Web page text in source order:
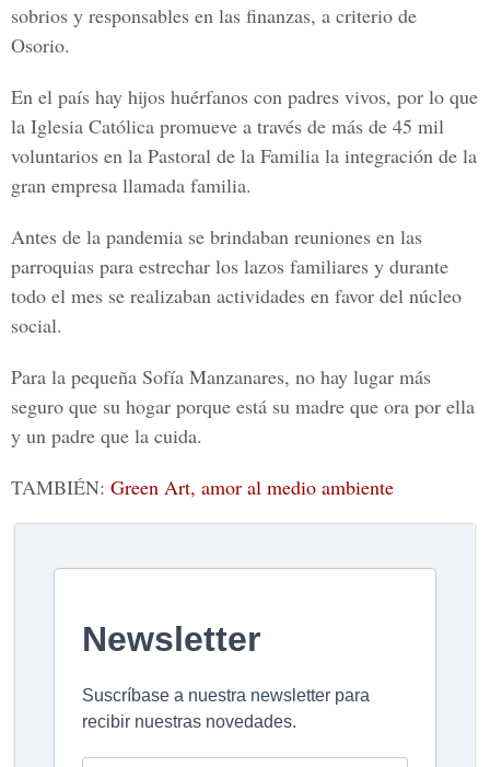
sobrios y responsables en las finanzas, a criterio de
Osorio.
En el país hay hijos huérfanos con padres vivos, por lo que
la Iglesia Católica promueve a través de más de 45 mil
voluntarios en la Pastoral de la Familia la integración de la
gran empresa llamada familia.
Antes de la pandemia se brindaban reuniones en las
parroquias para estrechar los lazos familiares y durante
todo el mes se realizaban actividades en favor del núcleo
social.
Para la pequeña Sofía Manzanares, no hay lugar más
seguro que su hogar porque está su madre que ora por ella
y un padre que la cuida.
TAMBIÉN: Green Art, amor al medio ambiente